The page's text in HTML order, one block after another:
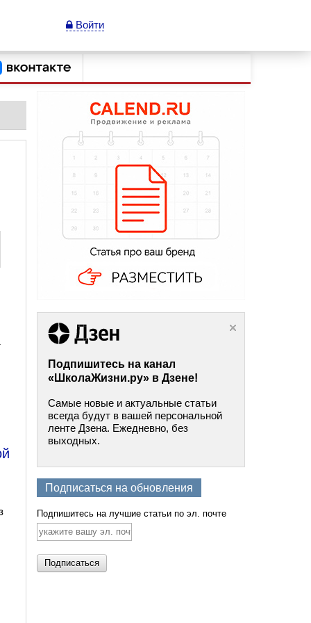
Войти
Подпишитесь на канал
«ШколаЖизни.ру» в Дзене!
Самые новые и актуальные статьи
всегда будут в вашей персональной
ленте Дзена. Ежедневно, без
выходных.
Подписаться на обновления
Подпишитесь на лучшие статьи по эл. почте